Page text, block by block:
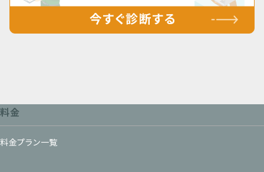
料金
料金プラン一覧